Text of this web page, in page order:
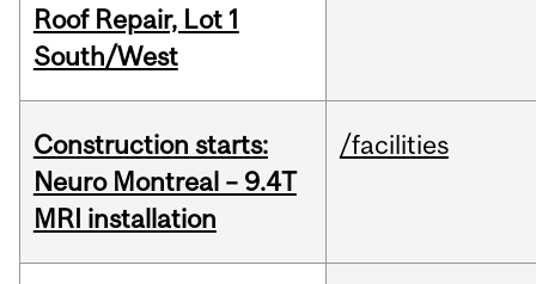
Roof Repair, Lot 1
South/West
Construction starts:
Neuro Montreal – 9.4T
MRI installation
/facilities